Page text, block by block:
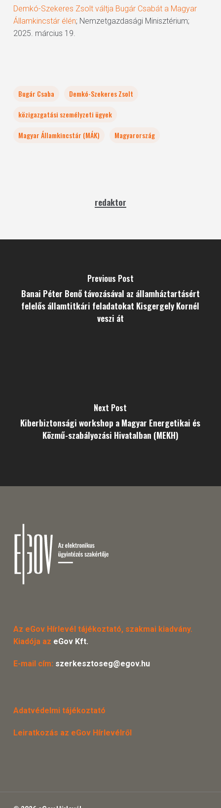
Demkó-Szekeres Zsolt váltja Bugár Csabát a Magyar
Államkincstár élén; Nemzetgazdasági Minisztérium;
2025. március 19.
Bugár Csaba
Demkó-Szekeres Zsolt
közigazgatási személyzeti ügyek
Magyar Államkincstár (MÁK)
Magyarország
redaktor
Previous Post
Banai Péter Benő távozásával az államháztartásért
felelős államtitkári feladatokat Kisgergely Kornél
veszi át
Next Post
Kiberbiztonsági workshop a Magyar Energetikai és
Közmű-szabályozási Hivatalban (MEKH)
Az eGov Hírlevél tájékoztató, szakmai kiadvány.
Kiadója az eGov Kft.
E-mail cím: szerkesztoseg@egov.hu
Adatvédelmi tájékoztató
Leiratkozás az eGov Hírlevélről